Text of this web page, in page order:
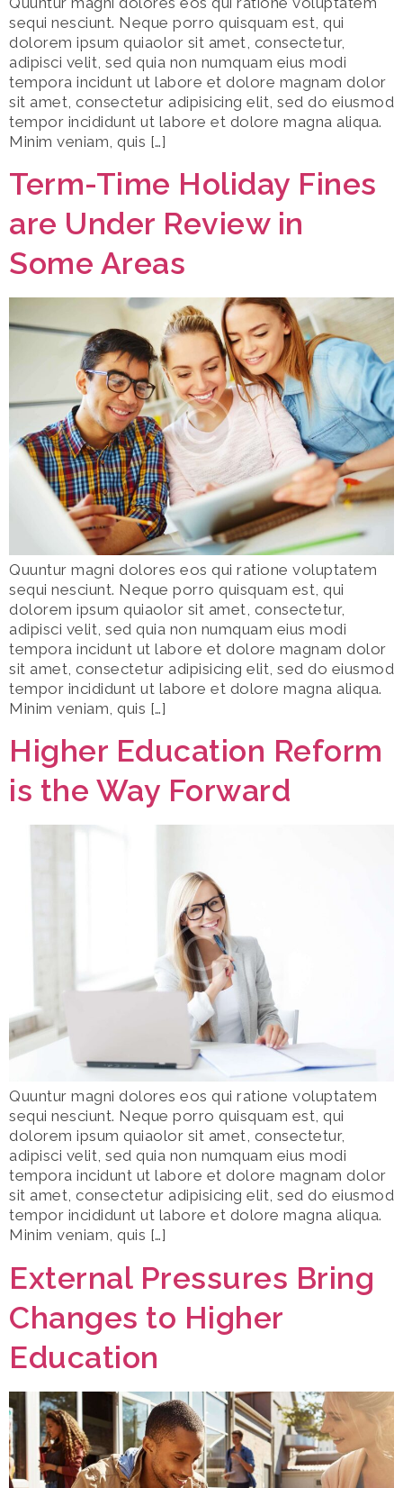
sequi nesciunt. Neque porro quisquam est, qui
dolorem ipsum quiaolor sit amet, consectetur,
adipisci velit, sed quia non numquam eius modi
tempora incidunt ut labore et dolore magnam dolor
sit amet, consectetur adipisicing elit, sed do eiusmod
tempor incididunt ut labore et dolore magna aliqua.
Minim veniam, quis […]
Term-Time Holiday Fines
are Under Review in
Some Areas
Quuntur magni dolores eos qui ratione voluptatem
sequi nesciunt. Neque porro quisquam est, qui
dolorem ipsum quiaolor sit amet, consectetur,
adipisci velit, sed quia non numquam eius modi
tempora incidunt ut labore et dolore magnam dolor
sit amet, consectetur adipisicing elit, sed do eiusmod
tempor incididunt ut labore et dolore magna aliqua.
Minim veniam, quis […]
Higher Education Reform
is the Way Forward
Quuntur magni dolores eos qui ratione voluptatem
sequi nesciunt. Neque porro quisquam est, qui
dolorem ipsum quiaolor sit amet, consectetur,
adipisci velit, sed quia non numquam eius modi
tempora incidunt ut labore et dolore magnam dolor
sit amet, consectetur adipisicing elit, sed do eiusmod
tempor incididunt ut labore et dolore magna aliqua.
Minim veniam, quis […]
External Pressures Bring
Changes to Higher
Education